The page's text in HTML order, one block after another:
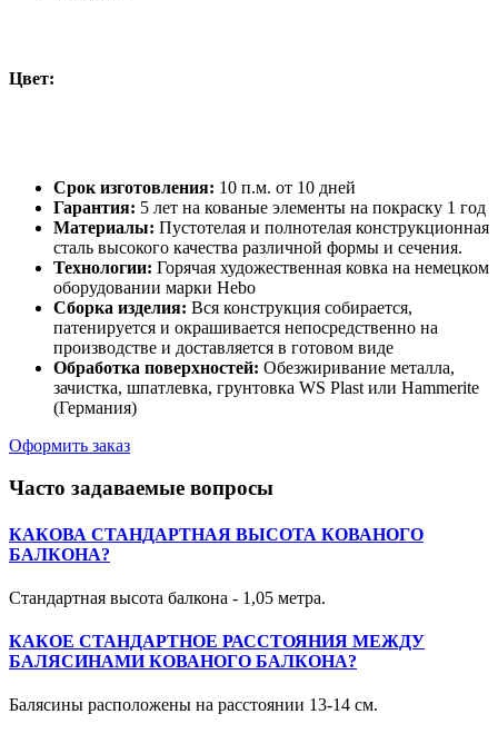
Цвет:
Срок изготовления: 10 п.м. от 10 дней
Гарантия: 5 лет на кованые элементы на покраску 1 год
Материалы: Пустотелая и полнотелая конструкционная
сталь высокого качества различной формы и сечения.
Технологии: Горячая художественная ковка на немецком
оборудовании марки Hebo
Сборка изделия: Вся конструкция собирается,
патенируется и окрашивается непосредственно на
производстве и доставляется в готовом виде
Обработка поверхностей: Обезжиривание металла,
зачистка, шпатлевка, грунтовка WS Plast или Hammerite
(Германия)
Оформить заказ
Часто задаваемые вопросы
КАКОВА СТАНДАРТНАЯ ВЫСОТА КОВАНОГО
БАЛКОНА?
Стандартная высота балкона - 1,05 метра.
КАКОЕ СТАНДАРТНОЕ РАССТОЯНИЯ МЕЖДУ
БАЛЯСИНАМИ КОВАНОГО БАЛКОНА?
Балясины расположены на расстоянии 13-14 см.